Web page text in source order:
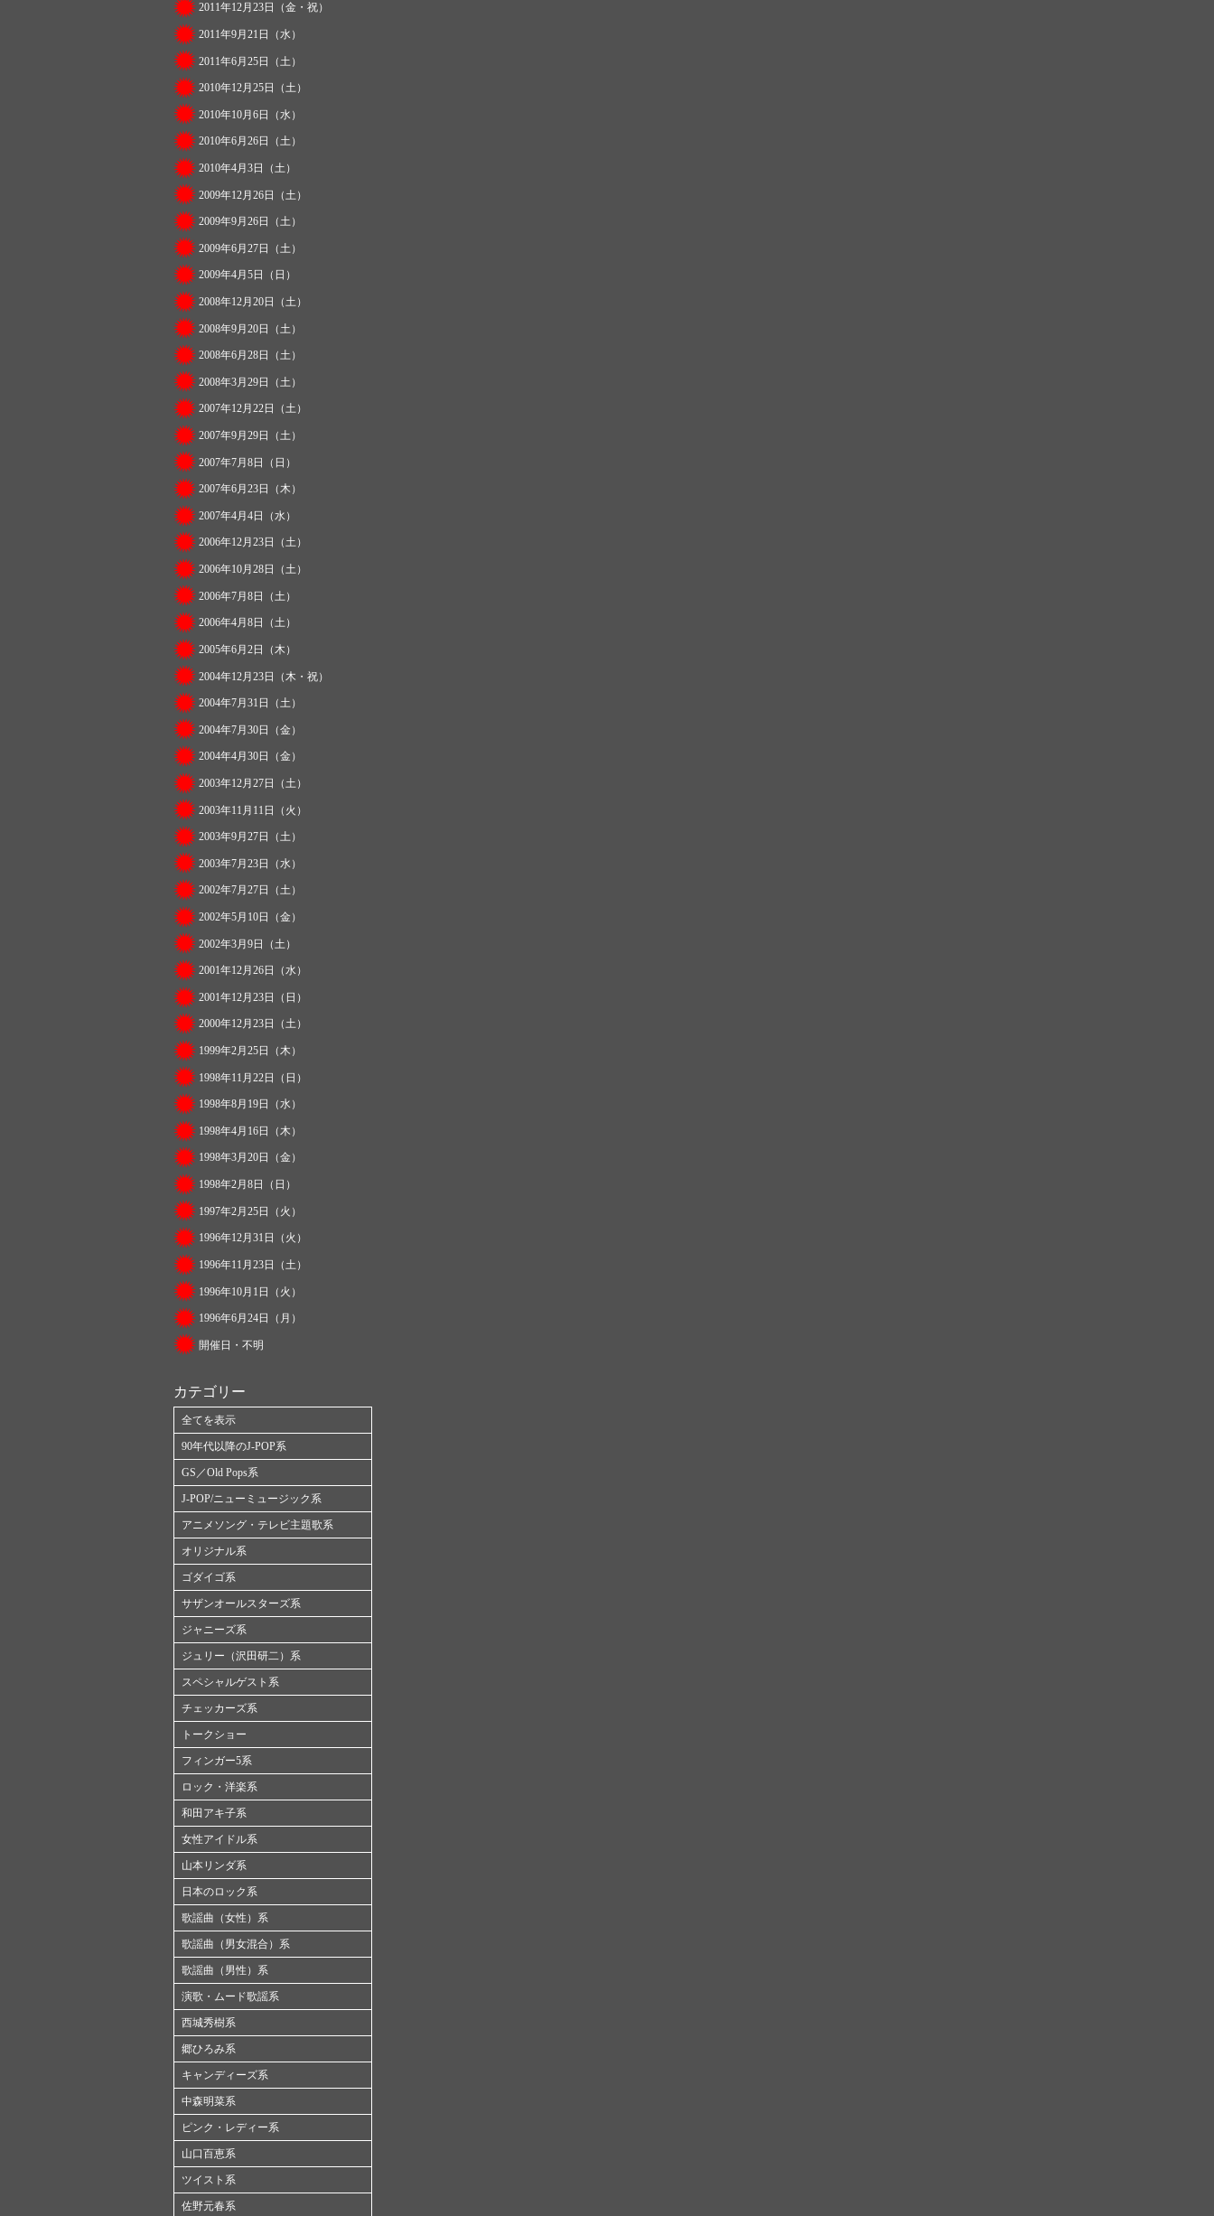
2011年12月23日（金・祝）
2011年9月21日（水）
2011年6月25日（土）
2010年12月25日（土）
2010年10月6日（水）
2010年6月26日（土）
2010年4月3日（土）
2009年12月26日（土）
2009年9月26日（土）
2009年6月27日（土）
2009年4月5日（日）
2008年12月20日（土）
2008年9月20日（土）
2008年6月28日（土）
2008年3月29日（土）
2007年12月22日（土）
2007年9月29日（土）
2007年7月8日（日）
2007年6月23日（木）
2007年4月4日（水）
2006年12月23日（土）
2006年10月28日（土）
2006年7月8日（土）
2006年4月8日（土）
2005年6月2日（木）
2004年12月23日（木・祝）
2004年7月31日（土）
2004年7月30日（金）
2004年4月30日（金）
2003年12月27日（土）
2003年11月11日（火）
2003年9月27日（土）
2003年7月23日（水）
2002年7月27日（土）
2002年5月10日（金）
2002年3月9日（土）
2001年12月26日（水）
2001年12月23日（日）
2000年12月23日（土）
1999年2月25日（木）
1998年11月22日（日）
1998年8月19日（水）
1998年4月16日（木）
1998年3月20日（金）
1998年2月8日（日）
1997年2月25日（火）
1996年12月31日（火）
1996年11月23日（土）
1996年10月1日（火）
1996年6月24日（月）
開催日・不明
カテゴリー
全てを表示
90年代以降のJ-POP系
GS／Old Pops系
J-POP/ニューミュージック系
アニメソング・テレビ主題歌系
オリジナル系
ゴダイゴ系
サザンオールスターズ系
ジャニーズ系
ジュリー（沢田研二）系
スペシャルゲスト系
チェッカーズ系
トークショー
フィンガー5系
ロック・洋楽系
和田アキ子系
女性アイドル系
山本リンダ系
日本のロック系
歌謡曲（女性）系
歌謡曲（男女混合）系
歌謡曲（男性）系
演歌・ムード歌謡系
西城秀樹系
郷ひろみ系
キャンディーズ系
中森明菜系
ピンク・レディー系
山口百恵系
ツイスト系
佐野元春系